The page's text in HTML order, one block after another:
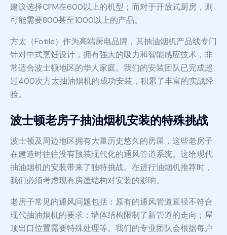
建议选择CFM在600以上的机型；而对于开放式厨房，则
可能需要800甚至1000以上的产品。
方太（Fotile）作为高端厨电品牌，其抽油烟机产品线专门
针对中式烹饪设计，拥有强大的吸力和智能感应技术，非
常适合波士顿地区的华人家庭。我们的安装团队已完成超
过400次方太抽油烟机的成功安装，积累了丰富的实战经
验。
波士顿老房子抽油烟机安装的特殊挑战
波士顿及周边地区拥有大量历史悠久的房屋，这些老房子
在建造时往往没有预装现代化的通风管道系统。这给现代
抽油烟机的安装带来了独特挑战。在进行油烟机推荐时，
我们必须考虑现有房屋结构对安装的影响。
老房子常见的通风问题包括：原有的通风管道直径不符合
现代抽油烟机的要求；墙体结构限制了新管道的走向；屋
顶出口位置需要特殊处理等。我们的专业团队会根据每户